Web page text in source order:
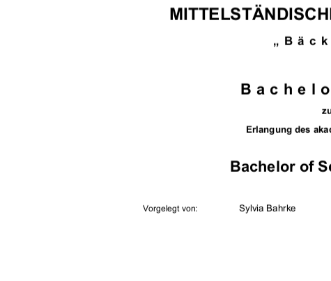
Erlangung des
Bachelor of
Vorgelegt von:
Sylvia